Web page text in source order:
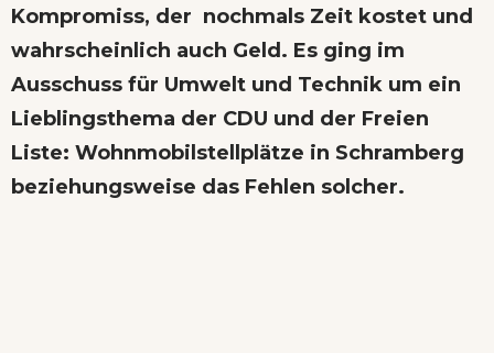
Kompromiss, der nochmals Zeit kostet und
wahrscheinlich auch Geld. Es ging im
Ausschuss für Umwelt und Technik um ein
Lieblingsthema der CDU und der Freien
Liste: Wohnmobilstellplätze in Schramberg
beziehungsweise das Fehlen solcher.